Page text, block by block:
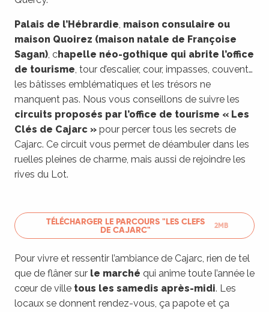
Palais de l’Hébrardie, maison consulaire ou
maison Quoirez (maison natale de Françoise
Sagan), chapelle néo-gothique qui abrite l’office
de tourisme, tour d’escalier, cour, impasses, couvent…
les bâtisses emblématiques et les trésors ne
manquent pas. Nous vous conseillons de suivre les
circuits proposés par l’office de tourisme « Les
Clés de Cajarc » pour percer tous les secrets de
Cajarc. Ce circuit vous permet de déambuler dans les
ruelles pleines de charme, mais aussi de rejoindre les
rives du Lot.
TÉLÉCHARGER LE PARCOURS "LES CLEFS
DE CAJARC" 2MB
Pour vivre et ressentir l’ambiance de Cajarc, rien de tel
que de flâner sur le marché qui anime toute l’année le
cœur de ville tous les samedis après-midi. Les
locaux se donnent rendez-vous, ça papote et ça